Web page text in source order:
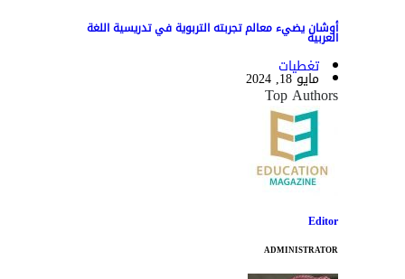
أوشان يضيء معالم تجربته التربوية في تدريسية اللغة
العربية
تغطيات
مايو 18, 2024
Top Authors
Editor
ADMINISTRATOR